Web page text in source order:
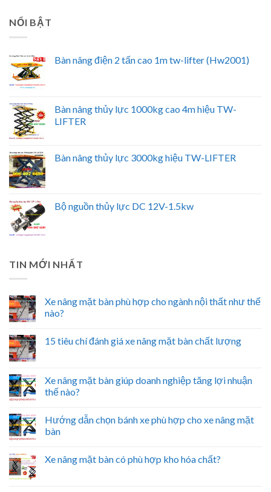
NỔI BẬT
Bàn nâng điện 2 tấn cao 1m tw-lifter (Hw2001)
Bàn nâng thủy lực 1000kg cao 4m hiệu TW-
LIFTER
Bàn nâng thủy lực 3000kg hiệu TW-LIFTER
Bộ nguồn thủy lực DC 12V-1.5kw
TIN MỚI NHẤT
Xe nâng mặt bàn phù hợp cho ngành nội thất như thế
nào?
15 tiêu chí đánh giá xe nâng mặt bàn chất lượng
Xe nâng mặt bàn giúp doanh nghiệp tăng lợi nhuận
thế nào?
Hướng dẫn chọn bánh xe phù hợp cho xe nâng mặt
bàn
Xe nâng mặt bàn có phù hợp kho hóa chất?